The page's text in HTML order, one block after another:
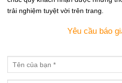
trải nghiệm tuyệt vời trên trang.
Yêu cầu báo